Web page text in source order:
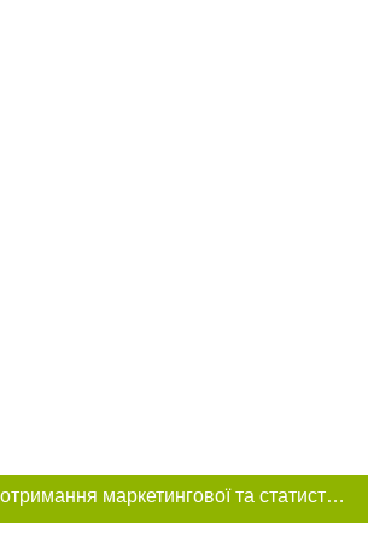
Цей сайт використовує «cookies». Також веб-сайт використовує інтернет-сервіс для збору технічних даних стосовно відвідувачів з метою отримання маркетингової та статистичної інформації. Умови обробки даних відвідувачів сайту див.